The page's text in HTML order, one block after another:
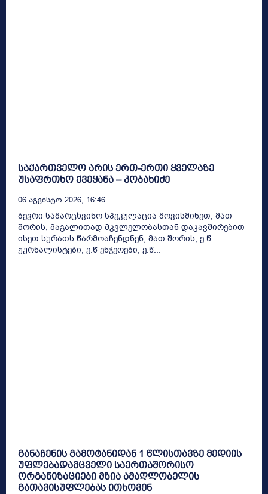
საქართველო არის ერთ-ერთი ყველაზე
უსაფრთხო ქვეყანა – კობახიძე
06 Აგვისტო 2026, 16:46
ბევრი სამარცხვინო სპეკულაცია მოვისმინეთ, მათ
შორის, მაგალითად მკვლელობასთან დაკავშირებით
ისეთ სურათს წარმოაჩენდნენ, მათ შორის, ე.წ
ჟურნალისტები, ე.წ ენჯეოები, ე.წ...
განაჩენის გამოტანიდან 1 წლისთავზე მედიის
უფლებადამცველი საერთაშორისო
ორგანიზაციები მზია ამაღლობელის
გათავისუფლებას ითხოვენ